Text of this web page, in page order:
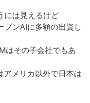
には見えるけど
ンAIに多額の出資し
はその子会社でもあ
アメリカ以外で日本は